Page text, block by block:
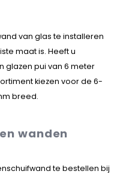
van glas te installeren
maat is. Heeft u
glazen pui van 6 meter
kiezen voor de 6-
breed.
wanden
te bestellen bij